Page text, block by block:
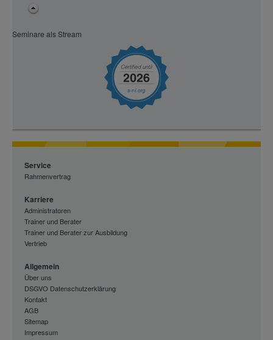
Seminare als Stream
Service
Rahmenvertrag
Karriere
Administratoren
Trainer und Berater
Trainer und Berater zur Ausbildung
Vertrieb
Allgemein
Über uns
DSGVO Datenschutzerklärung
Kontakt
AGB
Sitemap
Impressum